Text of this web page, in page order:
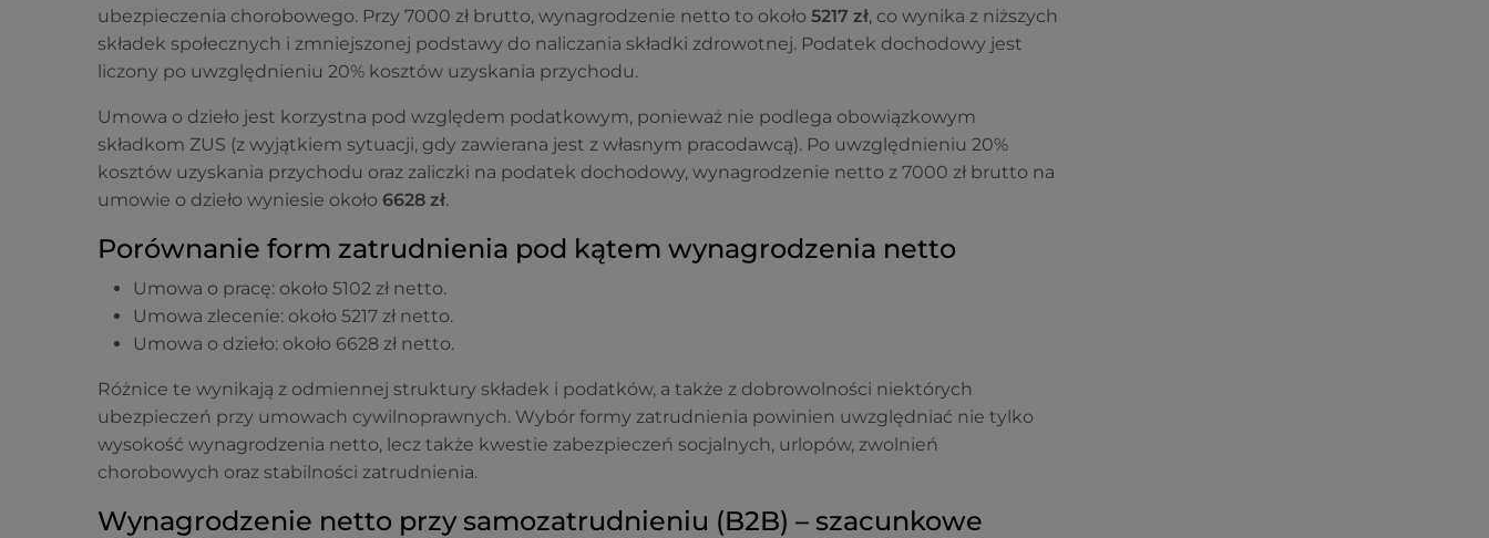
ubezpieczenia chorobowego. Przy 7000 zł brutto, wynagrodzenie netto to około 5217 zł, co wynika z niższych
składek społecznych i zmniejszonej podstawy do naliczania składki zdrowotnej. Podatek dochodowy jest
liczony po uwzględnieniu 20% kosztów uzyskania przychodu.
Umowa o dzieło jest korzystna pod względem podatkowym, ponieważ nie podlega obowiązkowym
składkom ZUS (z wyjątkiem sytuacji, gdy zawierana jest z własnym pracodawcą). Po uwzględnieniu 20%
kosztów uzyskania przychodu oraz zaliczki na podatek dochodowy, wynagrodzenie netto z 7000 zł brutto na
umowie o dzieło wyniesie około 6628 zł.
Porównanie form zatrudnienia pod kątem wynagrodzenia netto
Umowa o pracę: około 5102 zł netto.
Umowa zlecenie: około 5217 zł netto.
Umowa o dzieło: około 6628 zł netto.
Różnice te wynikają z odmiennej struktury składek i podatków, a także z dobrowolności niektórych
ubezpieczeń przy umowach cywilnoprawnych. Wybór formy zatrudnienia powinien uwzględniać nie tylko
wysokość wynagrodzenia netto, lecz także kwestie zabezpieczeń socjalnych, urlopów, zwolnień
chorobowych oraz stabilności zatrudnienia.
Wynagrodzenie netto przy samozatrudnieniu (B2B) – szacunkowe